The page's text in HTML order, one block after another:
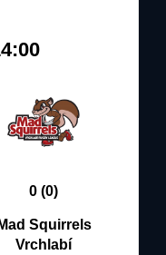
0 (0)
Mad Squirrels
Vrchlabí